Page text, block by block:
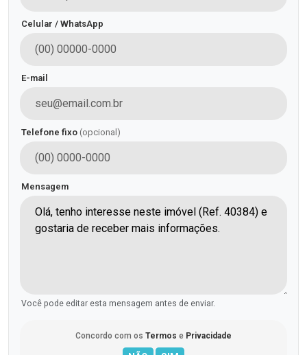
Celular / WhatsApp
E-mail
Telefone fixo (opcional)
Mensagem
Você pode editar esta mensagem antes de enviar.
Concordo com os Termos e Privacidade